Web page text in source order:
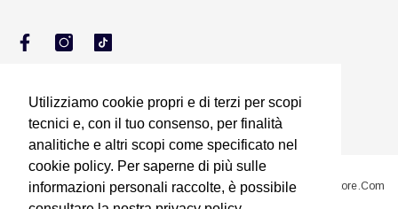
Utilizziamo cookie propri e di terzi per scopi
tecnici e, con il tuo consenso, per finalità
analitiche e altri scopi come specificato nel
cookie policy. Per saperne di più sulle
informazioni personali raccolte, è possibile
Utilizziamo cookie propri e di terzi per scopi
tecnici e, con il tuo consenso, per finalità
analitiche e altri scopi come specificato nel
cookie policy. Per saperne di più sulle
informazioni personali raccolte, è possibile
@2023 Sito Proprietà Di Squillario Jessica Titolare Di ShopponiStore.com